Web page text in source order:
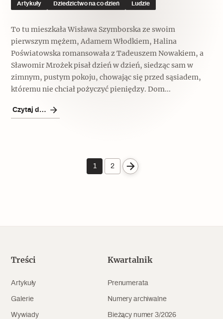
Artykuły Dziedzictwo na co dzień Ludzie
To tu mieszkała Wisława Szymborska ze swoim
pierwszym mężem, Adamem Włodkiem, Halina
Poświatowska romansowała z Tadeuszem Nowakiem, a
Sławomir Mrożek pisał dzień w dzień, siedząc sam w
zimnym, pustym pokoju, chowając się przed sąsiadem,
któremu nie chciał pożyczyć pieniędzy. Dom...
Czytaj dalej
1 2
Treści
Artykuły
Galerie
Wywiady
Kwartalnik
Prenumerata
Numery archiwalne
Bieżący numer 3/2026